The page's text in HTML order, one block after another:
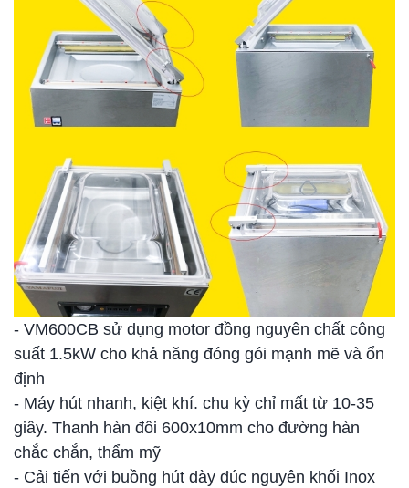
- VM600CB sử dụng motor đồng nguyên chất công
suất 1.5kW cho khả năng đóng gói mạnh mẽ và ổn
định
- Máy hút nhanh, kiệt khí. chu kỳ chỉ mất từ 10-35
giây. Thanh hàn đôi 600x10mm cho đường hàn
chắc chắn, thẩm mỹ
- Cải tiến với buồng hút dày đúc nguyên khối Inox